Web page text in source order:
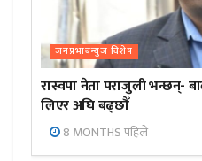
जनप्रभाबन्युज विशेष
रास्वपा नेता पराजुली भन्छन्-
लिएर अघि बढ्छौँ
8 MONTHS पहिले